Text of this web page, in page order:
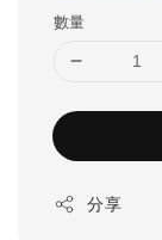
數量
分享